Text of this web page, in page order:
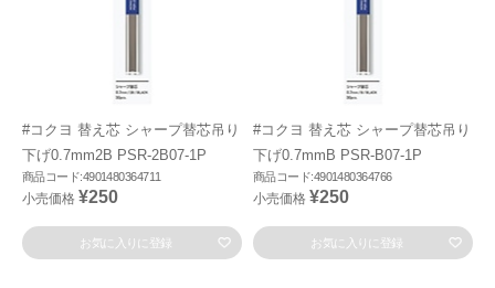
#コクヨ 替え芯 シャープ替芯吊り
下げ0.7mm2B PSR-2B07-1P
商品コード:4901480364711
小売価格 ¥250
お気に入りに登録
#コクヨ 替え芯 シャープ替芯吊り
下げ0.7mmB PSR-B07-1P
商品コード:4901480364766
小売価格 ¥250
お気に入りに登録